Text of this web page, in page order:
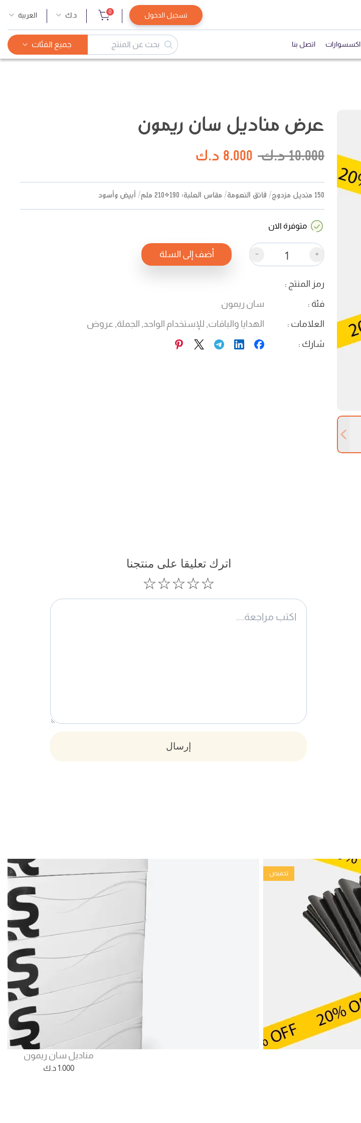
تسجيل الدخول 0 د.ك العربية
اكسسوارات اتصل بنا جميع الفئات
Previous slide
عرض مناديل سان ريمون
10.000د.ك 8.000 د.ك
150 منديل مزدوج/ فائق النعومة/ مقاس العلبة: 190*210 ملم/ أبيض وأسود
متوفرة الان
- + أضف إلى السلة
رمز المنتج :
فئة :
سان ريمون
العلامات : الهدايا والباقات, للإستخدام الواحد, الجملة, عروض
شارك :
اترك تعليقا على منتجنا
☆
☆
☆
☆
☆
إرسال
تخفيض
مناديل سان ريمون
1.000د.ك